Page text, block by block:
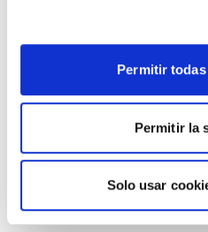
Permitir
Permitir la
Solo usar